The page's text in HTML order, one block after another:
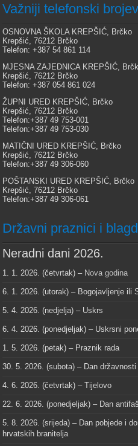
Važniji telefonski
OSNOVNA ŠKOLA KREPŠIĆ, Brčko
Krepšić, 76212 Brčko
Telefon: +387 54 861 114
MJESNA ZAJEDNICA KREPŠIĆ,
Krepšić, 76212 Brčko
Telefon: +387 054 861 024
ŽUPNI URED KREPŠIĆ, Brčko
Krepšić, 76212 Brčko
Telefon:+387 49 753-001
Telefon:+387 49 753-030
MATIČNI URED KREPŠIĆ, Brčko
Krepšić, 76212 Brčko
Telefon:+387 49 306-060
POŠTANSKI URED KREPŠIĆ, Brčko
Krepšić, 76212 Brčko
Telefon:+387 49 306-061
Državni praznici i
Neradni dani 2026.
1. 1. 2026. (četvrtak) – Nova godina
6. 1. 2026. (utorak) – Bogojavljenje ili
5. 4. 2026. (nedjelja) – Uskrs
6. 4. 2026. (ponedjeljak) – Uskrsni
1. 5. 2026. (petak) – Praznik rada
30. 5. 2026. (subota) – Dan državnosti
4. 6. 2026. (četvrtak) – Tijelovo
22. 6. 2026. (ponedjeljak) – Dan
5. 8. 2026. (srijeda) – Dan pobjede i
hrvatskih branitelja